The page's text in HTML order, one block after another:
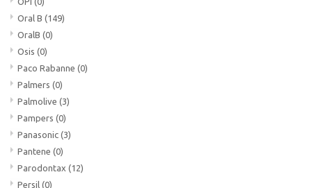
Oral B (149)
OralB (0)
Osis (0)
Paco Rabanne (0)
Palmers (0)
Palmolive (3)
Pampers (0)
Panasonic (3)
Pantene (0)
Parodontax (12)
Persil (0)